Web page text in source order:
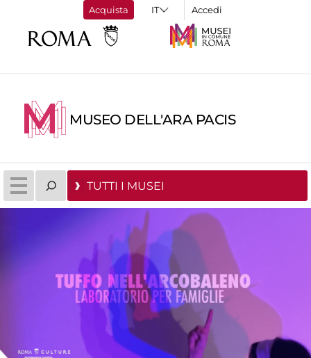
Acquista Accedi
MUSEO DELL'ARA PACIS
TUTTI I MUSEI